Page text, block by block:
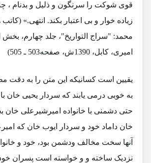
قوی شوکت را سرنگون و ذلیل و بدنام ،
زیاده خوار و بی اعتبار بکند. انتهی.»
محمد: "سراج التواریخ"، جلد چهارم، بخش
امیری، کابل، 1390ش، صفحه503 ـ 505)
یقیین است کسانیکه این متن را به دقت
به خوبی درمی یابند که سردار یحیی خان
حتی دشمنی با خانواده امیرشیرعلی
خان داماد خود و سردار ایوب خان که
آنها سخت مخالف ودشمن بود، خود و
نزدیک ساخته و و خواسته است پسران